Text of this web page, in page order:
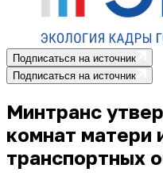
Подписаться на источник
Подписаться на источник
Минтранс
комнат матери
транспортных